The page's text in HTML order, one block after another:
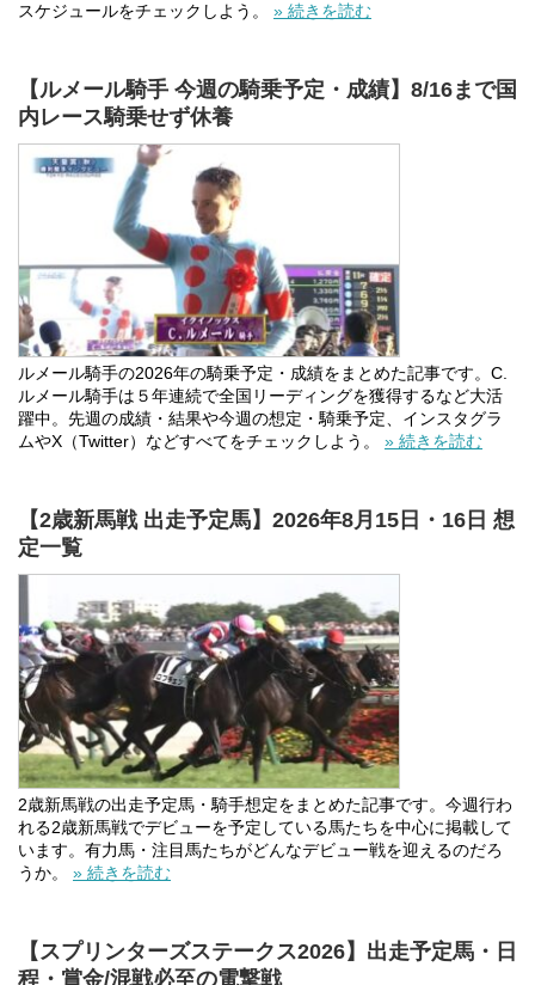
スケジュールをチェックしよう。 » 続きを読む
【ルメール騎手 今週の騎乗予定・成績】8/16まで国
内レース騎乗せず休養
ルメール騎手の2026年の騎乗予定・成績をまとめた記事です。C.
ルメール騎手は５年連続で全国リーディングを獲得するなど大活
躍中。先週の成績・結果や今週の想定・騎乗予定、インスタグラ
ムやX（Twitter）などすべてをチェックしよう。 » 続きを読む
【2歳新馬戦 出走予定馬】2026年8月15日・16日 想
定一覧
2歳新馬戦の出走予定馬・騎手想定をまとめた記事です。今週行わ
れる2歳新馬戦でデビューを予定している馬たちを中心に掲載して
います。有力馬・注目馬たちがどんなデビュー戦を迎えるのだろ
うか。 » 続きを読む
【スプリンターズステークス2026】出走予定馬・日
程・賞金/混戦必至の電撃戦